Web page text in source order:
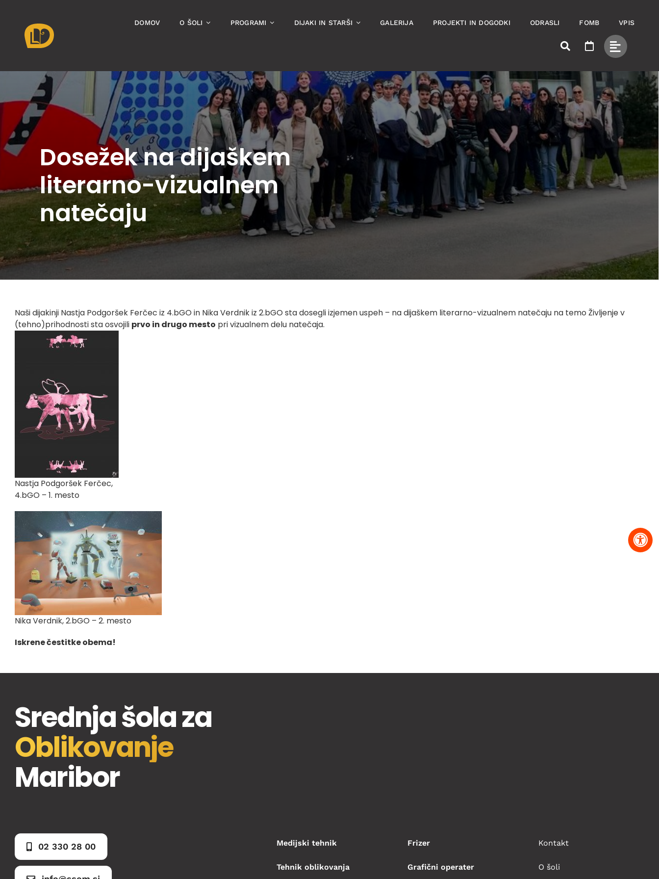
content
DOMOV O ŠOLI PROGRAMI DIJAKI IN STARŠI GALERIJA PROJEKTI IN DOGODKI ODRASLI FOMB VPIS
Dosežek na dijaškem
literarno-vizualnem
natečaju
Naši dijakinji Nastja Podgoršek Ferčec iz 4.bGO in Nika Verdnik iz 2.bGO sta dosegli izjemen uspeh – na dijaškem literarno-vizualnem natečaju na temo Življenje v
(tehno)prihodnosti sta osvojili prvo in drugo mesto pri vizualnem delu natečaja.
Nastja Podgoršek Ferčec,
4.bGO – 1. mesto
Nika Verdnik, 2.bGO – 2. mesto
Iskrene čestitke obema!
Srednja šola za
Oblikovanje
Maribor
02 330 28 00 Medijski tehnik
Tehnik oblikovanja
Frizer
Grafični operater
Kontakt
O šoli